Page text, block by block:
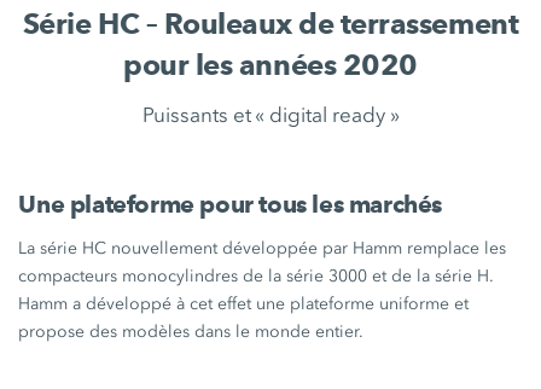
Série HC – Rouleaux de terrassement
pour les années 2020
Puissants et « digital ready »
Une plateforme pour tous les marchés
Lasérie HC nouvellement développée par Hamm remplace les
compacteurs monocylindres de lasérie 3000 et de lasérie H.
Hamm a développé à cet effet une plateforme uniforme et
propose des modèles dans le monde entier.